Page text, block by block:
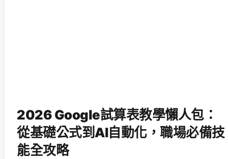
2026 Google試算表教學懶人包：
從基礎公式到AI自動化，職場必備技
能全攻略